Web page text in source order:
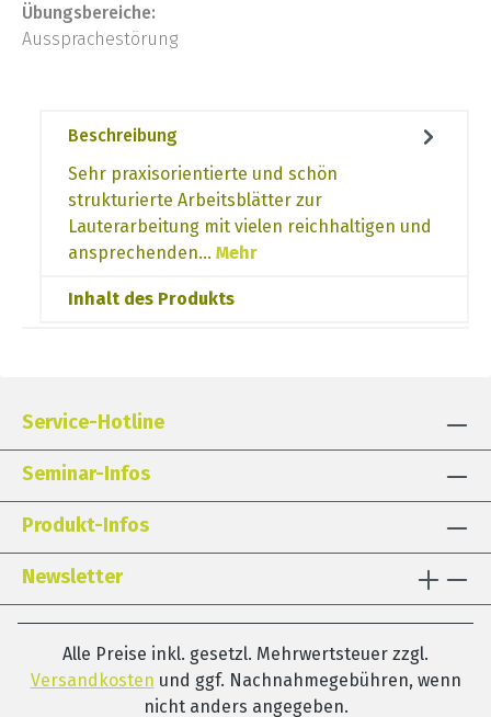
Übungsbereiche:
Aussprachestörung
Beschreibung
Sehr praxisorientierte und schön
strukturierte Arbeitsblätter zur
Lauterarbeitung mit vielen reichhaltigen und
ansprechenden… Mehr
Inhalt des Produkts
Service-Hotline
Seminar-Infos
Produkt-Infos
Newsletter
Alle Preise inkl. gesetzl. Mehrwertsteuer zzgl.
Versandkosten und ggf. Nachnahmegebühren, wenn
nicht anders angegeben.